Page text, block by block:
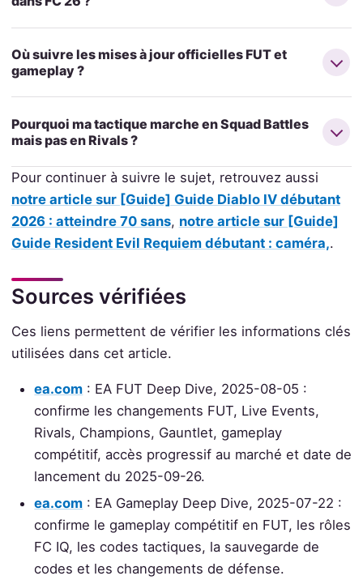
Où suivre les mises à jour officielles FUT et
gameplay ?
Pourquoi ma tactique marche en Squad Battles
mais pas en Rivals ?
Pour continuer à suivre le sujet, retrouvez aussi
notre article sur [Guide] Guide Diablo IV débutant
2026 : atteindre 70 sans, notre article sur [Guide]
Guide Resident Evil Requiem débutant : caméra,.
Sources vérifiées
Ces liens permettent de vérifier les informations clés
utilisées dans cet article.
ea.com : EA FUT Deep Dive, 2025-08-05 :
confirme les changements FUT, Live Events,
Rivals, Champions, Gauntlet, gameplay
compétitif, accès progressif au marché et date de
lancement du 2025-09-26.
ea.com : EA Gameplay Deep Dive, 2025-07-22 :
confirme le gameplay compétitif en FUT, les rôles
FC IQ, les codes tactiques, la sauvegarde de
codes et les changements de défense.